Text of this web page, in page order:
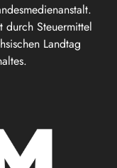
durch Steuermittel
Landtag